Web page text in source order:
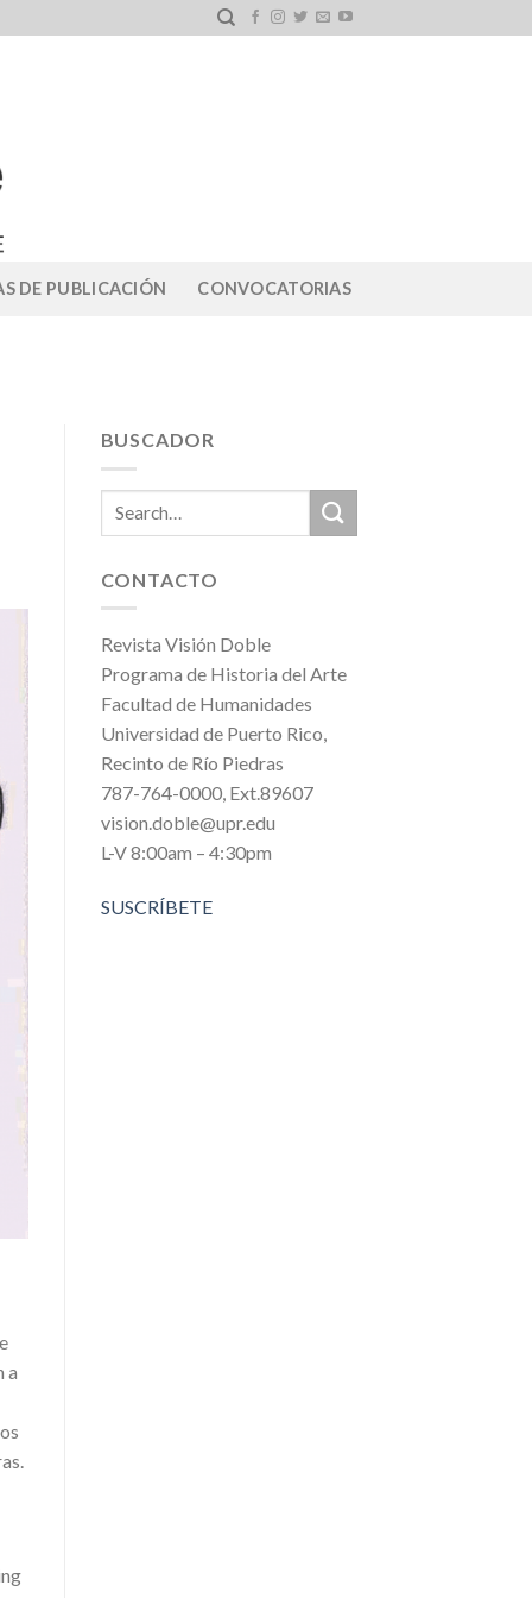
DE PUBLICACIÓN CONVOCATORIAS
a
BUSCADOR
CONTACTO
Revista Visión Doble
Programa de Historia del Arte
Facultad de Humanidades
Universidad de Puerto Rico,
Recinto de Río Piedras
787-764-0000, Ext.89607
vision.doble@upr.edu
L-V 8:00am – 4:30pm
SUSCRÍBETE